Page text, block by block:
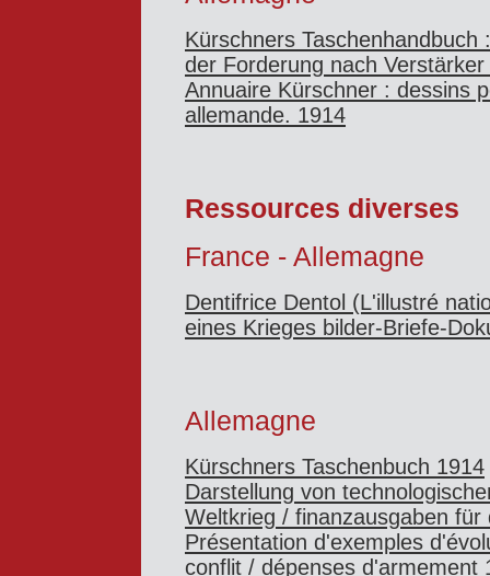
Kürschners
der Forderung nach
Annuaire Kürschner : dessins
allemande. 1914
Ressources diverses
France - Allemagne
Dentifrice Dentol (L'illustré
eines Krieges bilder-Briefe-
Allemagne
Kürschners Taschenbuch 1914
Darstellung von
Weltkrieg / finanzausgaben
Présentation d'exemples
conflit / dépenses d'armement